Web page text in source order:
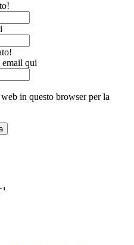
qui
in questo browser per la